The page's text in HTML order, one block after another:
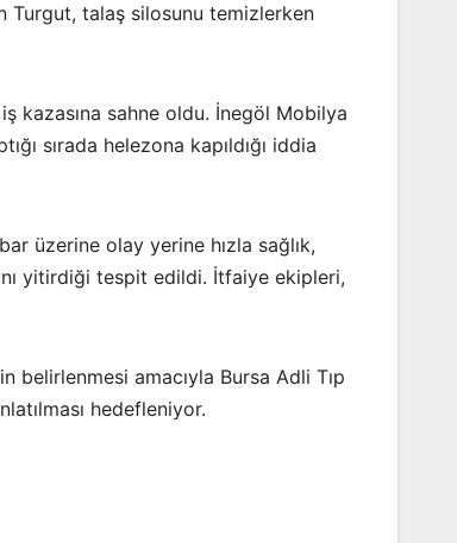
Turgut, talaş silosunu temizlerken
kazasına sahne oldu. İnegöl Mobilya
sırada helezona kapıldığı iddia
üzerine olay yerine hızla sağlık,
yitirdiği tespit edildi. İtfaiye ekipleri,
belirlenmesi amacıyla Bursa Adli Tıp
hedefleniyor.